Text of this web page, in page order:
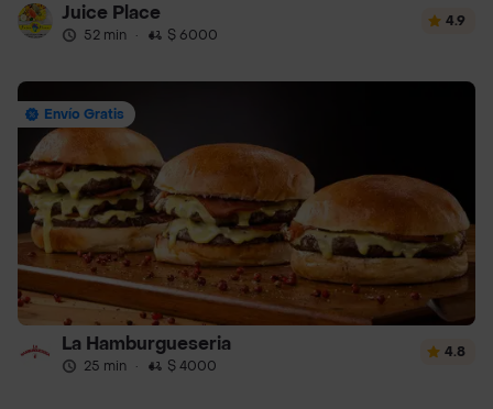
Juice Place
52 min · $ 6000
4.9
Envío Gratis
La Hamburgueseria
25 min · $ 4000
4.8